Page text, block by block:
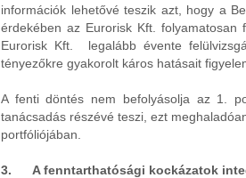
információk lehetővé teszik azt, hogy a
érdekében az Eurorisk Kft. folyamatosan
Eurorisk Kft. legalább évente
tényezőkre gyakorolt káros hatásait
A fenti döntés nem befolyásolja az 1.
tanácsadás részévé teszi, ezt
portfóliójában.
3. A fenntarthatósági kockázatok